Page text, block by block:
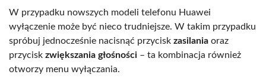
W przypadku nowszych modeli telefonu Huawei
wyłączenie może być nieco trudniejsze. W takim przypadku
spróbuj jednocześnie nacisnąć przycisk zasilania oraz
przycisk zwiększania głośności – ta kombinacja również
otworzy menu wyłączania.